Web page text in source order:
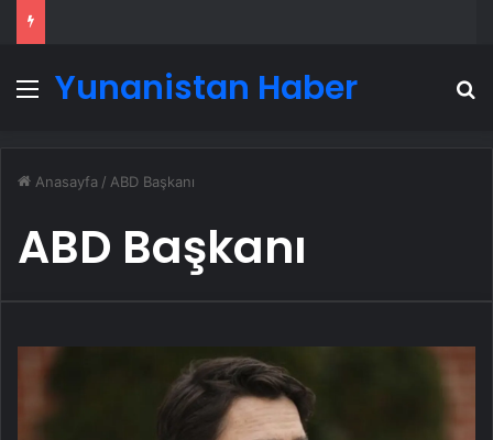
Menü
Yunanistan Haber
Anasayfa / ABD Başkanı
ABD Başkanı